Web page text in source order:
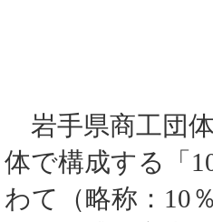
岩手県商工団
体で構成する「
わて（略称：10